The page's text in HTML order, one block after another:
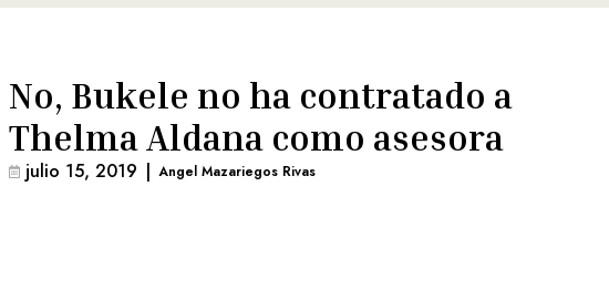
No, Bukele no ha contratado a
Thelma Aldana como asesora
julio 15, 2019 | Angel Mazariegos Rivas